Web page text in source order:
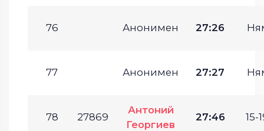
76 Анонимен 27:26
77 Анонимен 27:27
78 27869
Антоний
Георгиев
27:46 15-